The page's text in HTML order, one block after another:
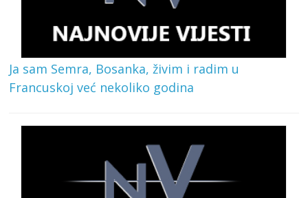
Ja sam Semra, Bosanka, živim i radim u
Francuskoj već nekoliko godina